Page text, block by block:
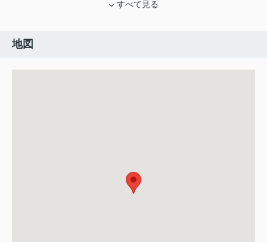
すべて見る
地図